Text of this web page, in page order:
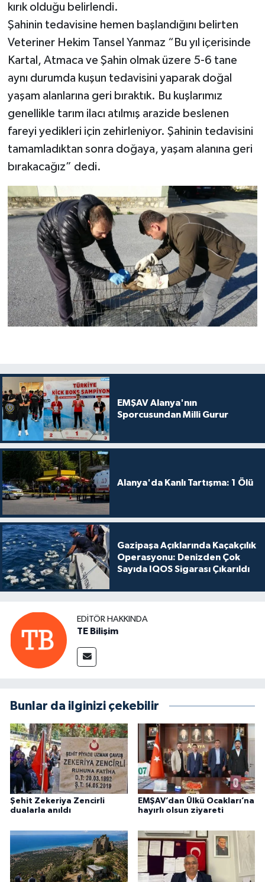
kırık olduğu belirlendi.
Şahinin tedavisine hemen başlandığını belirten
Veteriner Hekim Tansel Yanmaz “Bu yıl içerisinde
Kartal, Atmaca ve Şahin olmak üzere 5-6 tane
aynı durumda kuşun tedavisini yaparak doğal
yaşam alanlarına geri bıraktık. Bu kuşlarımız
genellikle tarım ilacı atılmış arazide beslenen
fareyi yedikleri için zehirleniyor. Şahinin tedavisini
tamamladıktan sonra doğaya, yaşam alanına geri
bırakacağız” dedi.
EMŞAV Alanya'nın
Sporcusundan Milli Gurur
Alanya'da Kanlı Tartışma: 1 Ölü
Gazipaşa Açıklarında Kaçakçılık
Operasyonu: Denizden Çok
Sayıda IQOS Sigarası Çıkarıldı
EDITÖR HAKKINDA
TE Bilişim
Bunlar da ilginizi çekebilir
Şehit Zekeriya Zencirli
dualarla anıldı
EMŞAV’dan Ülkü Ocakları’na
hayırlı olsun ziyareti